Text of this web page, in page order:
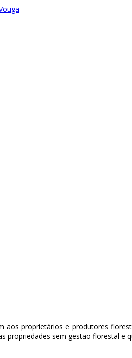
aos proprietários e produtores
propriedades sem gestão florestal e